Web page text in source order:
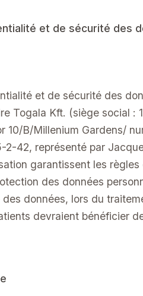
et de sécurité des
et de sécurité des
Togala Kft. (siège social :
10/B/Millenium Gardens/
42, représenté par
garantissent les
des données
données, lors du
devraient bénéficier